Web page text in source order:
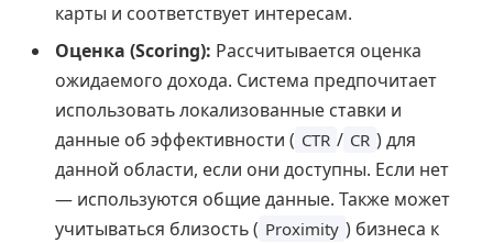
карты и соответствует интересам.
Оценка (Scoring): Рассчитывается оценка
ожидаемого дохода. Система предпочитает
использовать локализованные ставки и
данные об эффективности ( CTR / CR ) для
данной области, если они доступны. Если нет
— используются общие данные. Также может
учитываться близость ( Proximity ) бизнеса к